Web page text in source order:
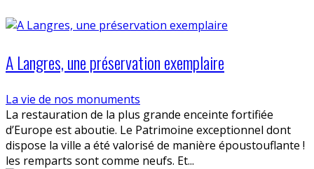
A Langres, une préservation exemplaire
La vie de nos monuments
La restauration de la plus grande enceinte fortifiée
d’Europe est aboutie. Le Patrimoine exceptionnel dont
dispose la ville a été valorisé de manière époustouflante !
les remparts sont comme neufs. Et...